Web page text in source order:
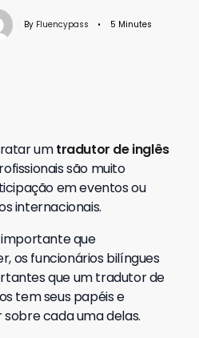
By Fluencypass • 5 Minutes
umtradutor de inglês
são muito
em eventos ou
internacionais.
importante que
os funcionários bilíngues
que um tradutor de
tem seus papéis e
cada uma delas.